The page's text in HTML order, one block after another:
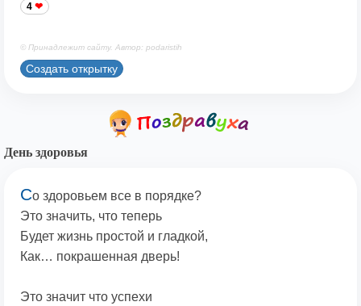
4
© Принадлежит сайту. Автор: podaristih
Создать открытку
День здоровья
Со здоровьем все в порядке?
Это значить, что теперь
Будет жизнь простой и гладкой,
Как… покрашенная дверь!
Это значит что успехи